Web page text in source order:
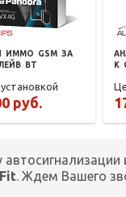
ИММО GSM ЗА
BT
руб.
К
. Ждем Вашего